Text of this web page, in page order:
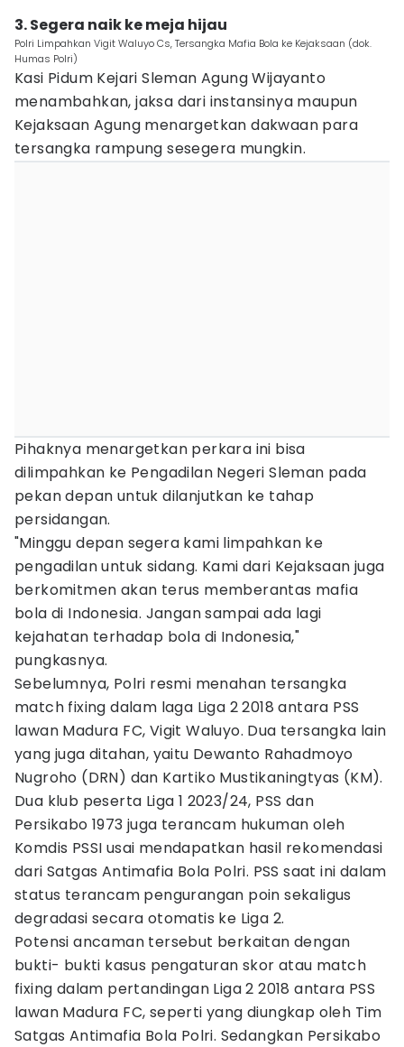
3. Segera naik ke meja hijau
Polri Limpahkan Vigit Waluyo Cs, Tersangka Mafia Bola ke Kejaksaan (dok.
Humas Polri)
Kasi Pidum Kejari Sleman Agung Wijayanto
menambahkan, jaksa dari instansinya maupun
Kejaksaan Agung menargetkan dakwaan para
tersangka rampung sesegera mungkin.
Pihaknya menargetkan perkara ini bisa
dilimpahkan ke Pengadilan Negeri Sleman pada
pekan depan untuk dilanjutkan ke tahap
persidangan.
"Minggu depan segera kami limpahkan ke
pengadilan untuk sidang. Kami dari Kejaksaan juga
berkomitmen akan terus memberantas mafia
bola di Indonesia. Jangan sampai ada lagi
kejahatan terhadap bola di Indonesia,"
pungkasnya.
Sebelumnya, Polri resmi menahan tersangka
match fixing dalam laga Liga 2 2018 antara PSS
lawan Madura FC, Vigit Waluyo. Dua tersangka lain
yang juga ditahan, yaitu Dewanto Rahadmoyo
Nugroho (DRN) dan Kartiko Mustikaningtyas (KM).
Dua klub peserta Liga 1 2023/24, PSS dan
Persikabo 1973 juga terancam hukuman oleh
Komdis PSSI usai mendapatkan hasil rekomendasi
dari Satgas Antimafia Bola Polri. PSS saat ini dalam
status terancam pengurangan poin sekaligus
degradasi secara otomatis ke Liga 2.
Potensi ancaman tersebut berkaitan dengan
bukti- bukti kasus pengaturan skor atau match
fixing dalam pertandingan Liga 2 2018 antara PSS
lawan Madura FC, seperti yang diungkap oleh Tim
Satgas Antimafia Bola Polri. Sedangkan Persikabo